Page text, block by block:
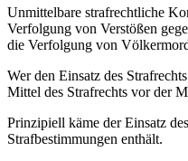
Unmittelbare strafrechtliche
Verfolgung von Verstößen
die Verfolgung von
Wer den Einsatz des
Mittel des Strafrechts vor der
Prinzipiell käme der Einsatz
Strafbestimmungen enthält.